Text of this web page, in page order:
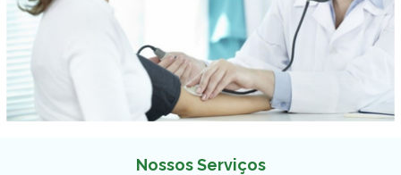
Nossos Serviços